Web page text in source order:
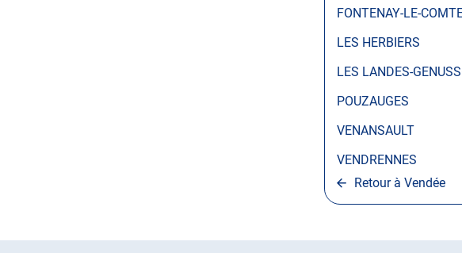
FONTENAY-LE-
LES HERBIERS
LES LANDES-
POUZAUGES
VENANSAULT
VENDRENNES
Retour à Vendée